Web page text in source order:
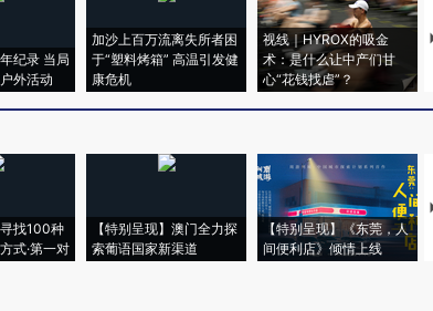
纪录 当局
外活动
加沙上百万流离失所者困
于“塑料烤箱” 高温引发健
康危机
视线｜HYROX的吸金
术：是什么让中产们甘
心“花钱找虐”？
寻找100种
式·第一对
【特别呈现】澳门全力探
索葡语国家新渠道
【特别呈现】《东莞，人
间便利店》倾情上线